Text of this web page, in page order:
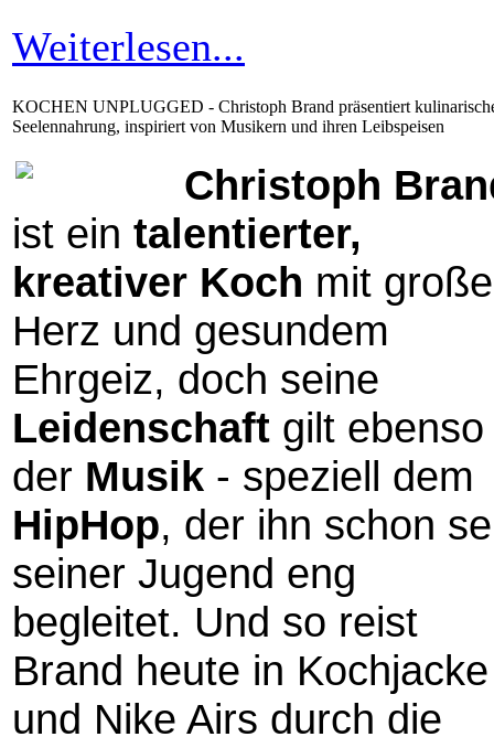
Weiterlesen...
KOCHEN UNPLUGGED - Christoph Brand präsentiert
Seelennahrung, inspiriert von Musikern und ihren Leibspeisen
Christoph
ist ein talentierter,
kreativer Koch mit
Herz und gesundem
Ehrgeiz, doch seine
Leidenschaft gilt ebenso
der Musik - speziell dem
HipHop, der ihn schon
seiner Jugend eng
begleitet. Und so reist
Brand heute in Kochjacke
und Nike Airs durch die